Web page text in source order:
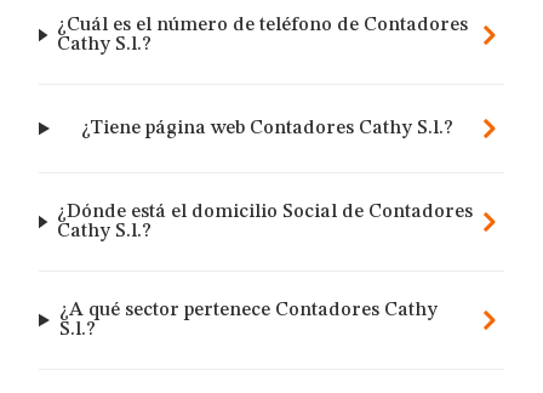
¿Cuál es el número de teléfono de Contadores
Cathy S.l.?
¿Tiene página web Contadores Cathy S.l.?
¿Dónde está el domicilio Social de Contadores
Cathy S.l.?
¿A qué sector pertenece Contadores Cathy
S.l.?